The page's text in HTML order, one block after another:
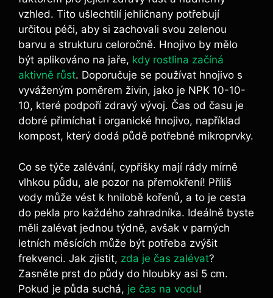
vzhled. Tito ušlechtilí jehličnany potřebují
určitou péči, aby si zachovali svou zelenou
barvu a strukturu celoročně. Hnojivo by mělo
být aplikováno na jaře, kdy rostlina začíná
aktivně růst. Doporučuje se používat hnojivo s
vyváženým poměrem živin, jako je NPK 10-10-
10, které podpoří zdravý vývoj. Čas od času je
dobré přimíchat i organické hnojivo, například
kompost, který dodá půdě potřebné mikroprvky.
Co se týče zalévání, cypřišky mají rády mírně
vlhkou půdu, ale pozor na přemokření! Příliš
vody může vést k hnilobě kořenů, a to je cesta
do pekla pro každého zahradníka. Ideálně byste
měli zalévat jednou týdně, avšak v parných
letních měsících může být potřeba zvýšit
frekvenci. Jak zjistit, zda je čas zalévat?
Zasněte prst do půdy do hloubky asi 5 cm.
Pokud je půda suchá, je čas na vodu!